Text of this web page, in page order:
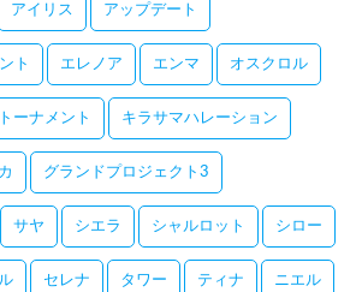
アイリス アップデート
ト エレノア エンマ オスクロル
ーナメント キラサマハレーション
グランドプロジェクト3
サヤ シエラ シャルロット シロー
セレナ タワー ティナ ニエル